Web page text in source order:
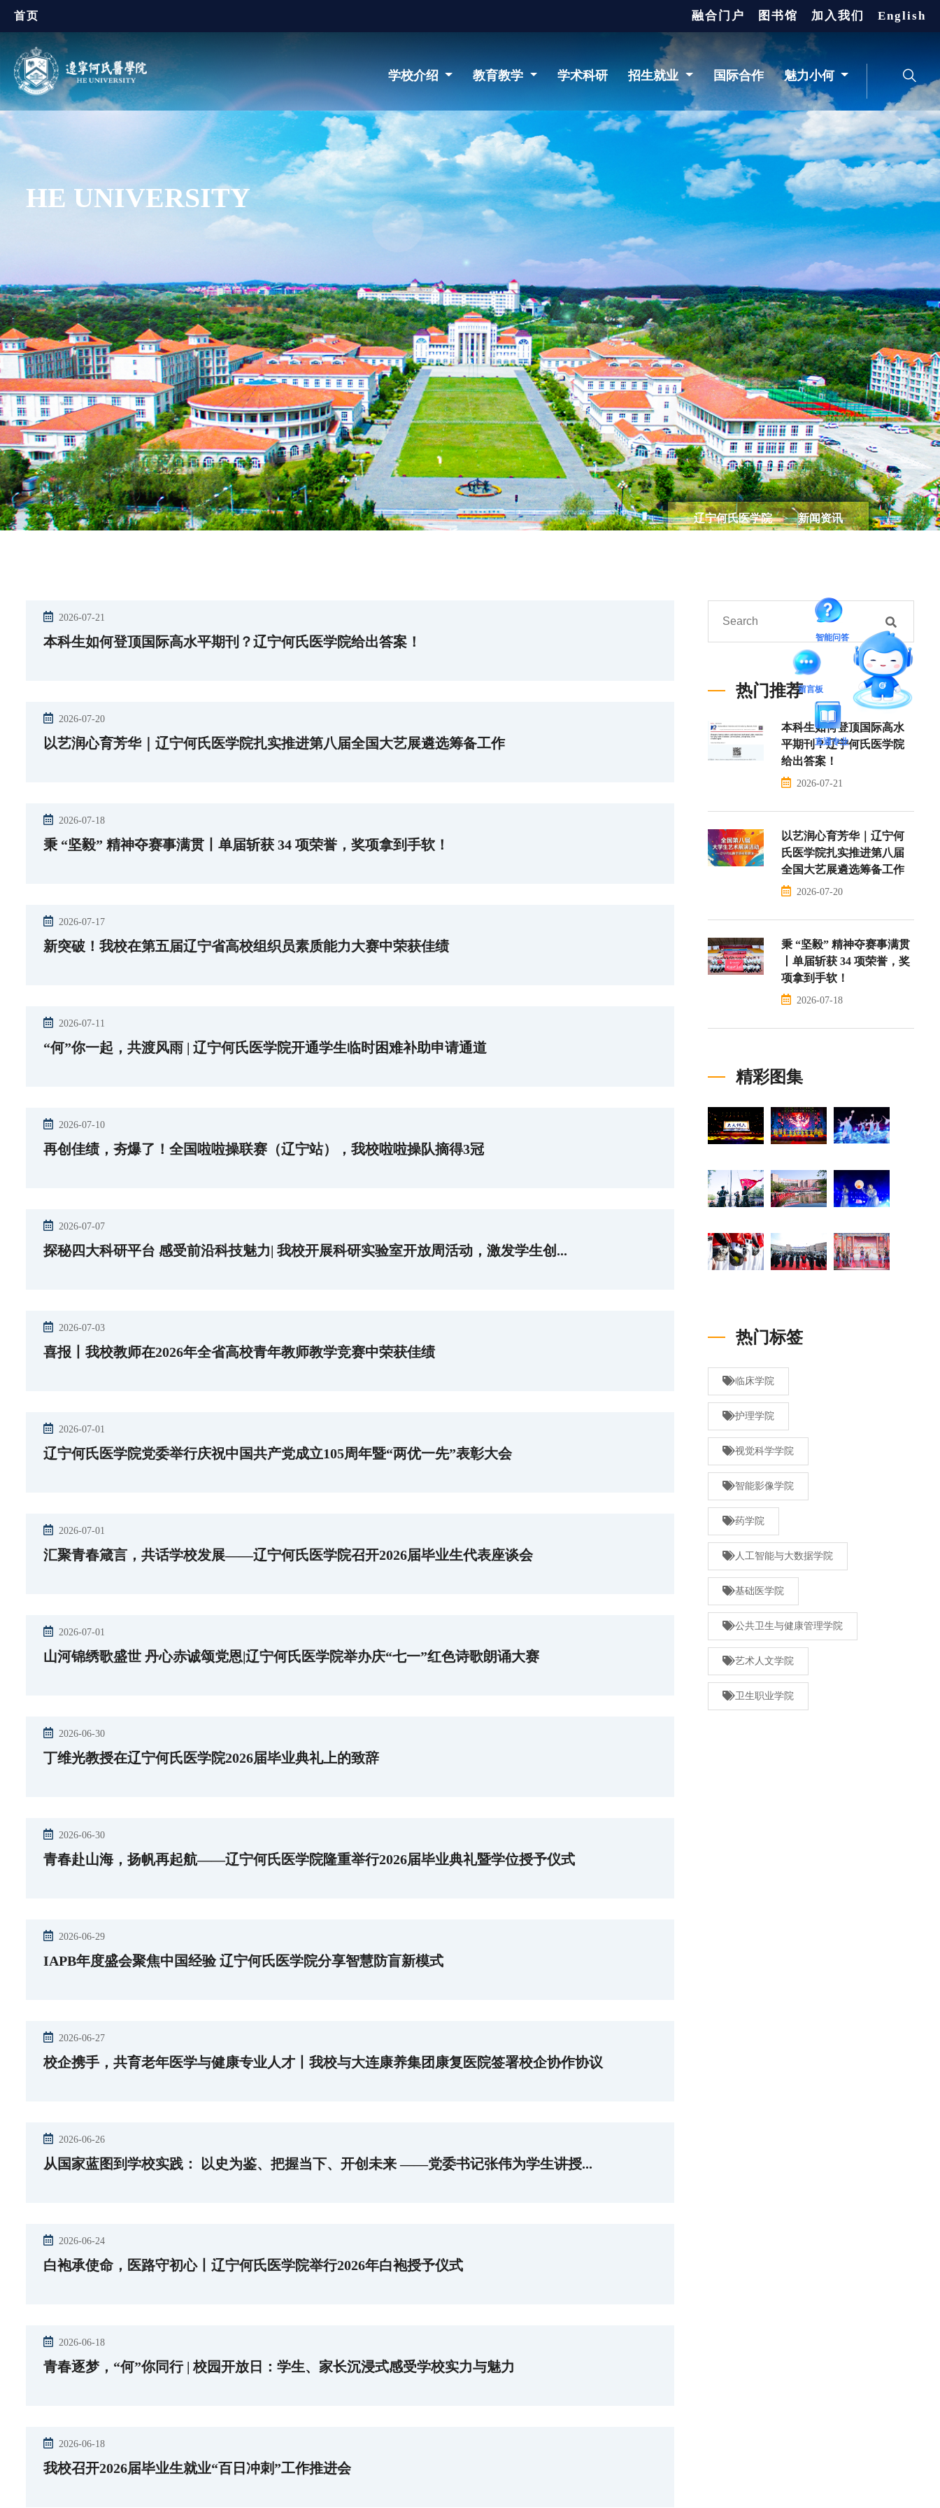
首页 融合门户 图书馆 加入我们 English
学校介绍 教育教学 学术科研 招生就业 国际合作 魅力小何
HE UNIVERSITY
辽宁何氏医学院 > 新闻资讯
2026-07-21
本科生如何登顶国际高水平期刊？辽宁何氏医学院给出答案！
2026-07-20
以艺润心育芳华｜辽宁何氏医学院扎实推进第八届全国大艺展遴选筹备工作
2026-07-18
秉 “坚毅” 精神夺赛事满贯丨单届斩获 34 项荣誉，奖项拿到手软！
2026-07-17
新突破！我校在第五届辽宁省高校组织员素质能力大赛中荣获佳绩
2026-07-11
“何”你一起，共渡风雨 | 辽宁何氏医学院开通学生临时困难补助申请通道
2026-07-10
再创佳绩，夯爆了！全国啦啦操联赛（辽宁站），我校啦啦操队摘得3冠
2026-07-07
探秘四大科研平台 感受前沿科技魅力| 我校开展科研实验室开放周活动，激发学生创...
2026-07-03
喜报丨我校教师在2026年全省高校青年教师教学竞赛中荣获佳绩
2026-07-01
辽宁何氏医学院党委举行庆祝中国共产党成立105周年暨“两优一先”表彰大会
2026-07-01
汇聚青春箴言，共话学校发展——辽宁何氏医学院召开2026届毕业生代表座谈会
2026-07-01
山河锦绣歌盛世 丹心赤诚颂党恩|辽宁何氏医学院举办庆“七一”红色诗歌朗诵大赛
2026-06-30
丁维光教授在辽宁何氏医学院2026届毕业典礼上的致辞
2026-06-30
青春赴山海，扬帆再起航——辽宁何氏医学院隆重举行2026届毕业典礼暨学位授予仪式
2026-06-29
IAPB年度盛会聚焦中国经验 辽宁何氏医学院分享智慧防盲新模式
2026-06-27
校企携手，共育老年医学与健康专业人才丨我校与大连康养集团康复医院签署校企协作协议
2026-06-26
从国家蓝图到学校实践： 以史为鉴、把握当下、开创未来 ——党委书记张伟为学生讲授...
2026-06-24
白袍承使命，医路守初心丨辽宁何氏医学院举行2026年白袍授予仪式
2026-06-18
青春逐梦，“何”你同行 | 校园开放日：学生、家长沉浸式感受学校实力与魅力
2026-06-18
我校召开2026届毕业生就业“百日冲刺”工作推进会
热门推荐
本科生如何登顶国际高水
平期刊？辽宁何氏医学院
给出答案！
2026-07-21
以艺润心育芳华｜辽宁何
氏医学院扎实推进第八届
全国大艺展遴选筹备工作
2026-07-20
秉 “坚毅” 精神夺赛事满贯
丨单届斩获 34 项荣誉，奖
项拿到手软！
2026-07-18
精彩图集
热门标签
临床学院
护理学院
视觉科学学院
智能影像学院
药学院
人工智能与大数据学院
基础医学院
公共卫生与健康管理学院
艺术人文学院
卫生职业学院
智能问答
留言板
直通专业